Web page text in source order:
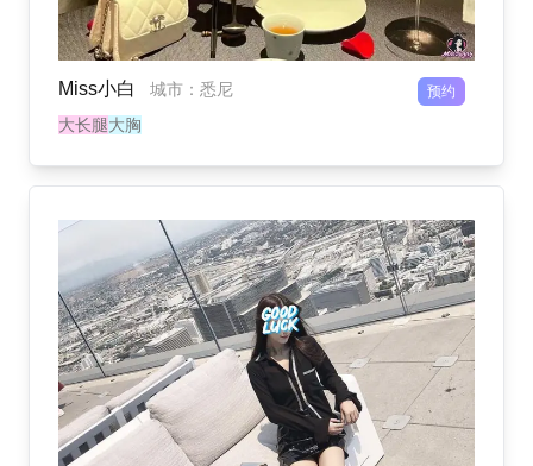
Miss小白 城市 ： 悉尼 预约
大长腿大胸